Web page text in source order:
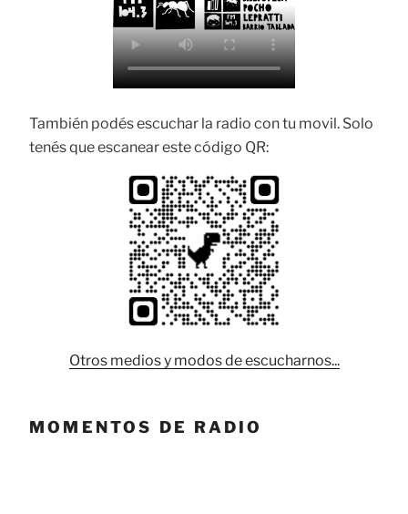
También podés escuchar la radio con tu movil. Solo
tenés que escanear este código QR:
Otros medios y modos de escucharnos...
MOMENTOS DE RADIO